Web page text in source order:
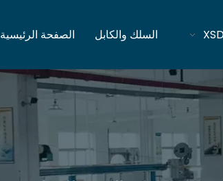
السلك والكابل الصفحة الرئيسية